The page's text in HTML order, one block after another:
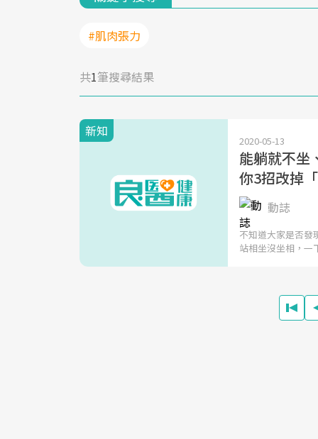
#肌肉張力
共1筆搜尋結果
新知
2020-05-13
能躺就不
你3招改掉
動誌
不知道大家是否發
站相坐沒坐相，一